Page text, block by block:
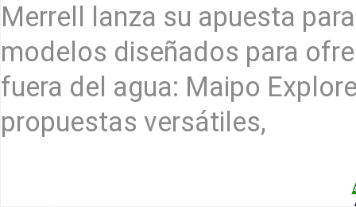
Merrell lanza su apuesta
modelos diseñados para
fuera del agua: Maipo
propuestas versátiles,